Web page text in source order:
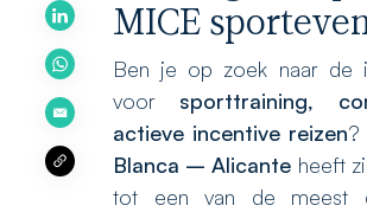
MICE
Ben je op zoek naar de
voor sporttraining,
actieve incentive reizen?
Blanca – Alicante heeft
tot een van de meest